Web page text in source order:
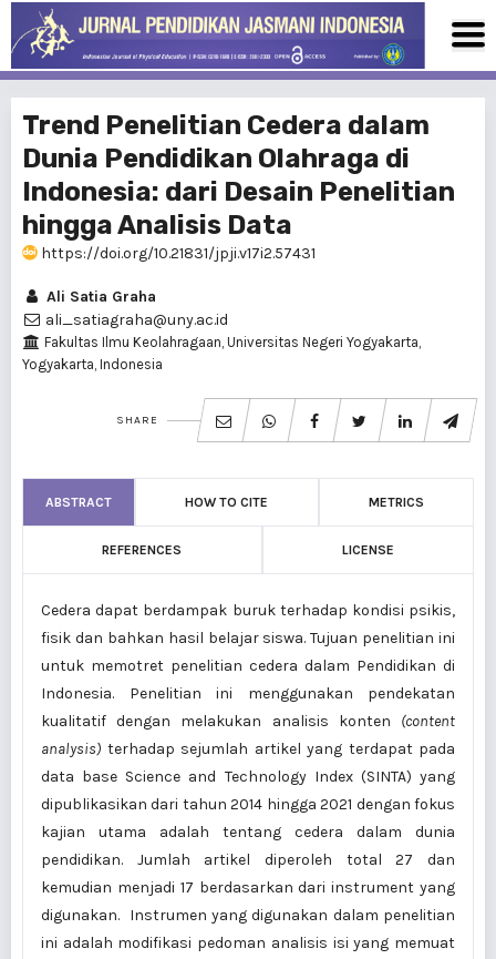
Trend Penelitian Cedera dalam
Dunia Pendidikan Olahraga di
Indonesia: dari Desain Penelitian
hingga Analisis Data
https://doi.org/10.21831/jpji.v17i2.57431
Ali Satia Graha
ali_satiagraha@uny.ac.id
Fakultas Ilmu Keolahragaan, Universitas Negeri Yogyakarta,
Yogyakarta, Indonesia
SHARE
ABSTRACT HOW TO CITE METRICS
REFERENCES LICENSE
Cedera dapat berdampak buruk terhadap kondisi psikis,
fisik dan bahkan hasil belajar siswa. Tujuan penelitian ini
untuk memotret penelitian cedera dalam Pendidikan di
Indonesia. Penelitian ini menggunakan pendekatan
kualitatif dengan melakukan analisis konten (content
analysis) terhadap sejumlah artikel yang terdapat pada
data base Science and Technology Index (SINTA) yang
dipublikasikan dari tahun 2014 hingga 2021 dengan fokus
kajian utama adalah tentang cedera dalam dunia
pendidikan. Jumlah artikel diperoleh total 27 dan
kemudian menjadi 17 berdasarkan dari instrument yang
digunakan. Instrumen yang digunakan dalam penelitian
ini adalah modifikasi pedoman analisis isi yang memuat